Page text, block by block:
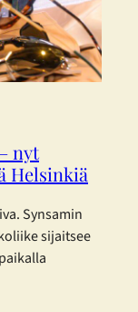
nyt
Helsinkiä
Synsamin
sijaitsee